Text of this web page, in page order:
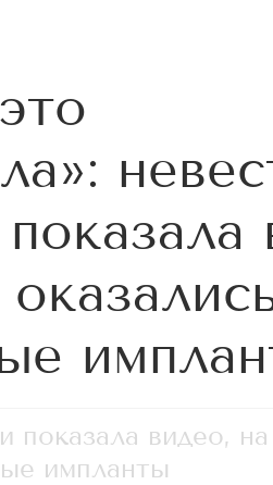
показала видео,
импланты